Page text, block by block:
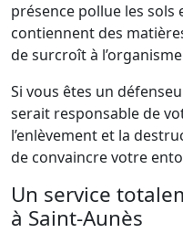
présence pollue les sols
contiennent des
de surcroît à
Si vous êtes un
serait responsable de
l’enlèvement et la
de convaincre votre
Un service
à Saint-Aunès